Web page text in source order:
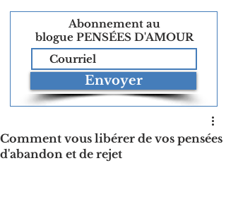
Abonnement au
blogue PENSÉES D'AMOUR
Envoyer
Comment vous libérer de vos pensées
d'abandon et de rejet